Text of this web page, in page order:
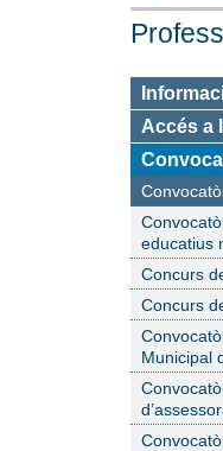
Accés a
Secció
actual:
Pàgina
actual:
educatius
Concurs
Concurs
Municipal